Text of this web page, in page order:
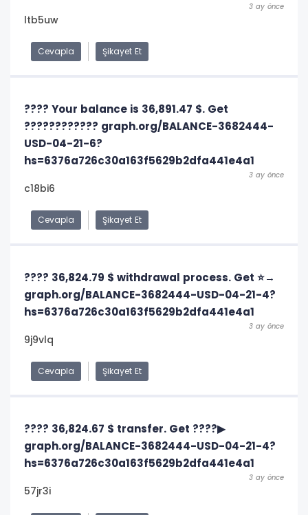
3 ay önce
ltb5uw
Cevapla Şikayet Et
????️ Your balance is 36,891.47 $. Get
???????????? graph.org/BALANCE-3682444-
USD-04-21-6?
hs=6376a726c30a163f5629b2dfa441e4a1
3 ay önce
c18bi6
Cevapla Şikayet Et
???? 36,824.79 $ withdrawal process. Get ⭐→
graph.org/BALANCE-3682444-USD-04-21-4?
hs=6376a726c30a163f5629b2dfa441e4a1
3 ay önce
9j9vlq
Cevapla Şikayet Et
???? 36,824.67 $ transfer. Get ????▶
graph.org/BALANCE-3682444-USD-04-21-4?
hs=6376a726c30a163f5629b2dfa441e4a1
3 ay önce
57jr3i